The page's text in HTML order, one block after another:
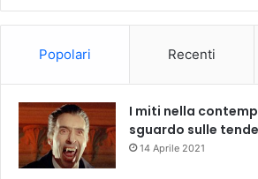
Popolari Recenti
I miti nella
sguardo sulle
14 Aprile 2021